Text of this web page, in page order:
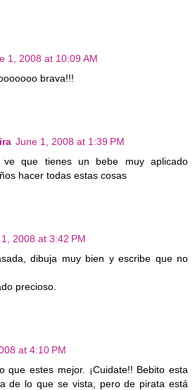
1, 2008 at 10:09 AM
brava!!!
June 1, 2008 at 1:39 PM
ve que tienes un bebe muy aplicado
hacer todas estas cosas
2008 at 3:42 PM
dibuja muy bien y escribe que no
precioso.
at 4:10 PM
que estes mejor. ¡Cuidate!! Bebito esta
de lo que se vista, pero de pirata está